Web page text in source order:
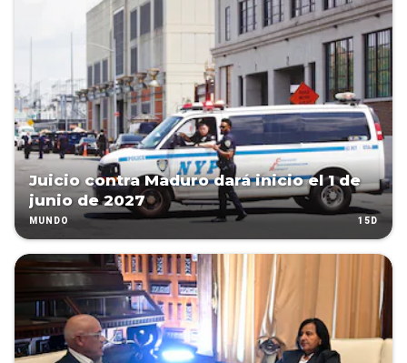
Juicio contra Maduro dará inicio el 1 de
junio de 2027
MUNDO 15D